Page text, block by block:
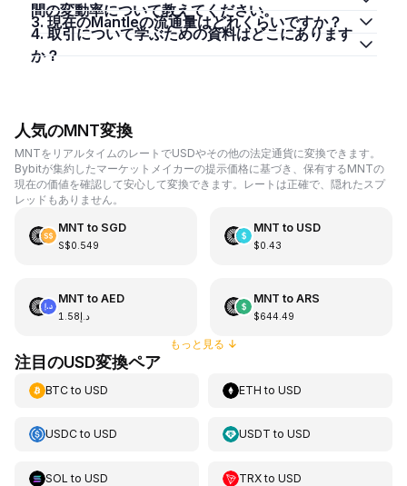
間の変動率について教えてください。
3. 現在のMantleの流通量はどれくらいですか？
4. 取引について学ぶための資料はどこにあります
か？
人気のMNT変換
MNTをリアルタイムのレートでUSDやその他の法定通貨に変換できます。
Bybitが集約したマーケットメイカーの提示価格に基づき、保有するMNTの
現在の価値を確認して安心して変換できます。レートは正確で、隠れたスプ
レッドもありません。
MNT to SGD
S$0.549
MNT to USD
$0.43
MNT to AED
د.إ1.58
MNT to ARS
$644.49
もっと見る ↓
注目のUSD変換ペア
BTCto USD ETH toUSD
USDCto USD USDT toUSD
SOL to USD TRXtoUSD